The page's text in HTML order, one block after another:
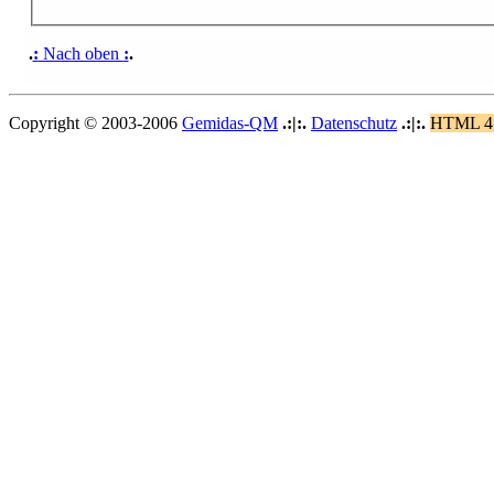
.: Nach oben :.
Copyright © 2003-2006 Gemidas-QM .:|:. Datenschutz .:|:. HTML